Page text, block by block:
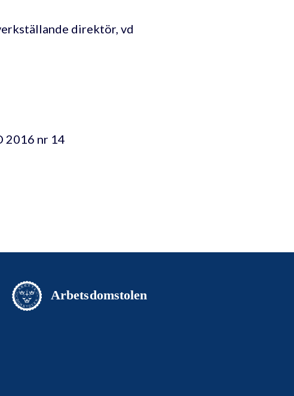
direktör, vd
2016 nr 14